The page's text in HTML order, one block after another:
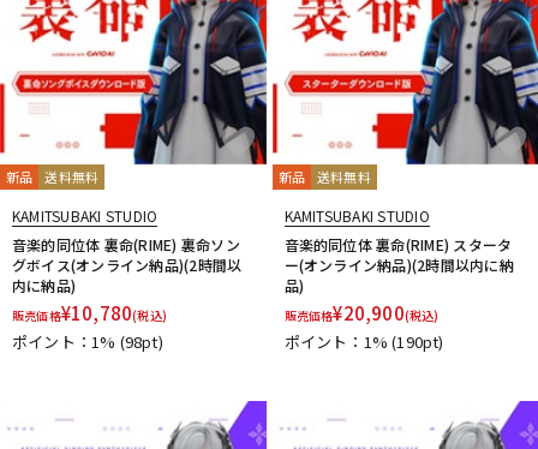
新品 送料無料
KAMITSUBAKI STUDIO
音楽的同位体 裏命(RIME) 裏命ソン
グボイス(オンライン納品)(2時間以
内に納品)
販売価格¥10,780(税込)
ポイント：1% (98pt)
新品 送料無料
KAMITSUBAKI STUDIO
音楽的同位体 裏命(RIME) スタータ
ー(オンライン納品)(2時間以内に納
品)
販売価格¥20,900(税込)
ポイント：1%(190pt)